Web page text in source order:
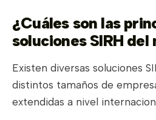
¿Cuáles son las
soluciones SIRH del
Existen diversas soluciones
distintos tamaños de
extendidas a nivel